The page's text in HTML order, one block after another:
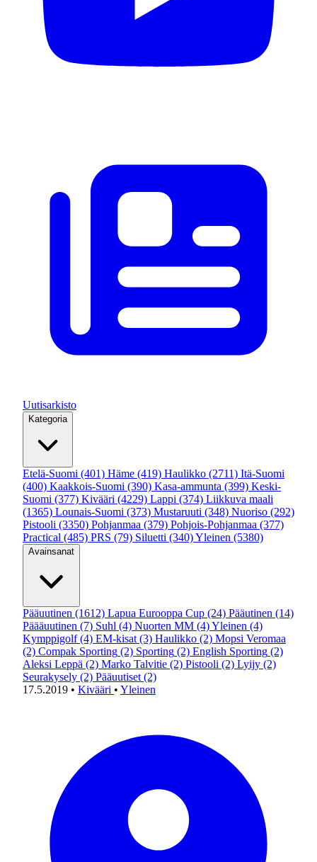
Uutisarkisto
Kategoria
Etelä-Suomi (401) Häme (419) Haulikko (2711) Itä-Suomi
(400) Kaakkois-Suomi (390) Kasa-ammunta (399) Keski-
Suomi (377) Kivääri (4229) Lappi (374) Liikkuva maali
(1365) Lounais-Suomi (373) Mustaruuti (348) Nuoriso (292)
Pistooli (3350) Pohjanmaa (379) Pohjois-Pohjanmaa (377)
Practical (485) PRS (79) Siluetti (340)Yleinen (5380)
Avainsanat
Pääuutinen (1612) Lapua Eurooppa Cup (24) Pääutinen (14)
Päääuutinen (7) Suhl (4) Nuorten MM (4)Yleinen (4)
Kymppigolf (4) EM-kisat (3) Haulikko (2) Mopsi Veromaa
(2) Compak Sporting (2) Sporting (2) English Sporting (2)
Aleksi Leppä (2) Marko Talvitie (2) Pistooli (2) Lyijy (2)
Seurakysely (2) Pääuutiset (2)
17.5.2019 • Kivääri • Yleinen